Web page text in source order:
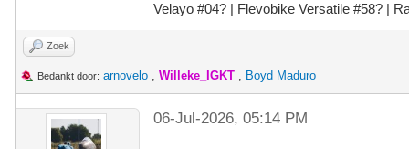
Velayo #04? | Flevobike Versatile #58? |
Zoek
Bedankt door: arnovelo , Willeke_IGKT , Boyd Maduro
06-Jul-2026, 05:14 PM